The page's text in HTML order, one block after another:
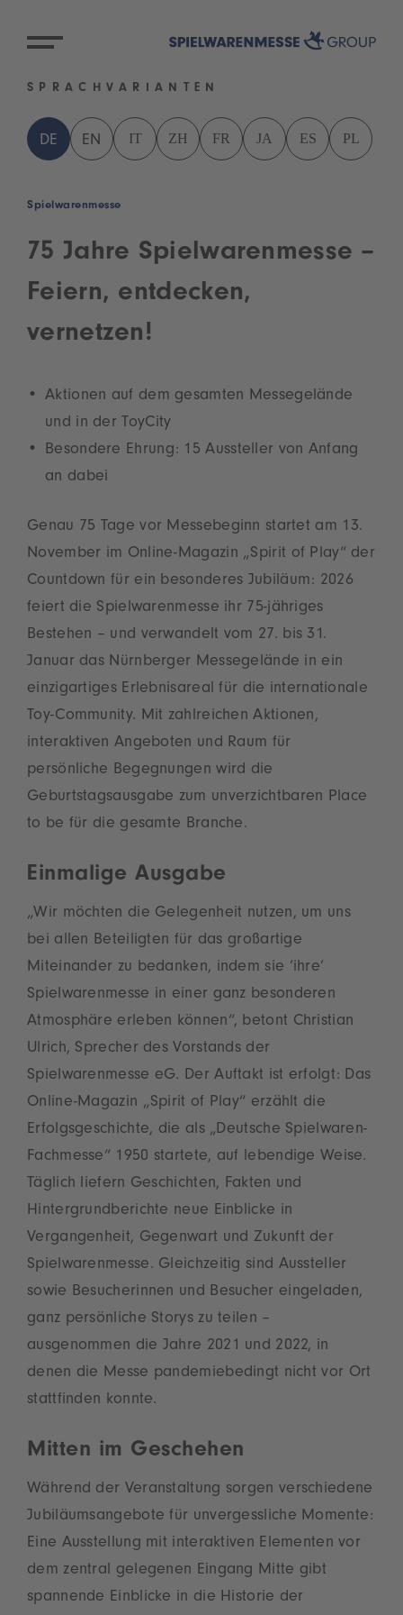
SPRACHVARIANTEN
DE EN IT ZH FR JA ES PL
Spielwarenmesse
75 Jahre Spielwarenmesse –
Feiern, entdecken,
vernetzen!
Aktionen auf dem gesamten Messegelände
und in der ToyCity
Besondere Ehrung: 15 Aussteller von Anfang
an dabei
Genau 75 Tage vor Messebeginn startet am 13.
November im Online-Magazin „Spirit of Play“ der
Countdown für ein besonderes Jubiläum: 2026
feiert die Spielwarenmesse ihr 75-jähriges
Bestehen – und verwandelt vom 27. bis 31.
Januar das Nürnberger Messegelände in ein
einzigartiges Erlebnisareal für die internationale
Toy-Community. Mit zahlreichen Aktionen,
interaktiven Angeboten und Raum für
persönliche Begegnungen wird die
Geburtstagsausgabe zum unverzichtbaren Place
to be für die gesamte Branche.
Einmalige Ausgabe
„Wir möchten die Gelegenheit nutzen, um uns
bei allen Beteiligten für das großartige
Miteinander zu bedanken, indem sie ‘ihre‘
Spielwarenmesse in einer ganz besonderen
Atmosphäre erleben können“, betont Christian
Ulrich, Sprecher des Vorstands der
Spielwarenmesse eG. Der Auftakt ist erfolgt: Das
Online-Magazin „Spirit of Play“ erzählt die
Erfolgsgeschichte, die als „Deutsche Spielwaren-
Fachmesse“ 1950 startete, auf lebendige Weise.
Täglich liefern Geschichten, Fakten und
Hintergrundberichte neue Einblicke in
Vergangenheit, Gegenwart und Zukunft der
Spielwarenmesse. Gleichzeitig sind Aussteller
sowie Besucherinnen und Besucher eingeladen,
ganz persönliche Storys zu teilen –
ausgenommen die Jahre 2021 und 2022, in
denen die Messe pandemiebedingt nicht vor Ort
stattfinden konnte.
Mitten im Geschehen
Während der Veranstaltung sorgen verschiedene
Jubiläumsangebote für unvergessliche Momente:
Eine Ausstellung mit interaktiven Elementen vor
dem zentral gelegenen Eingang Mitte gibt
spannende Einblicke in die Historie der